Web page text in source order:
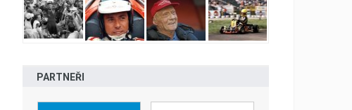
PARTNEŘI